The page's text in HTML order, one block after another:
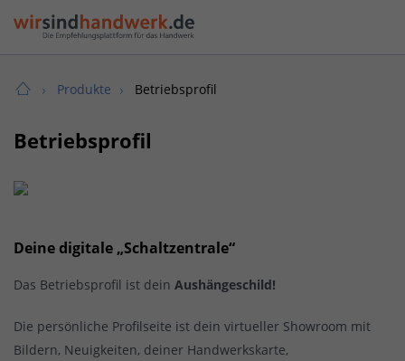
Produkte Betriebsprofil
Betriebsprofil
Deine digitale „Schaltzentrale“
Das Betriebsprofil ist dein Aushängeschild!
Die persönliche Profilseite ist dein virtueller Showroom mit
Bildern, Neuigkeiten, deiner Handwerkskarte,